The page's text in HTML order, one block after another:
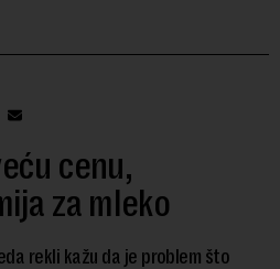
cenu,
za mleko
rekli kažu da je problem što